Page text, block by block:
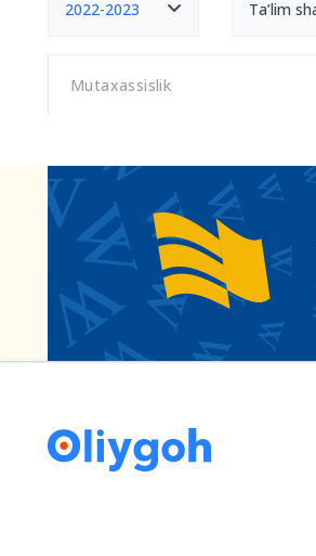
2022-2023 Ta’lim
Mutaxassislik